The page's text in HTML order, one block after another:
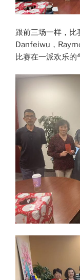
跟前三场一样，比
Danfeiwu，
比赛在一派欢乐的